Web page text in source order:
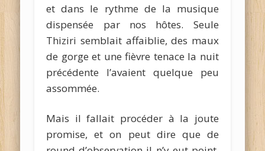
et dans le rythme de la musique
dispensée par nos hôtes. Seule
Thiziri semblait affaiblie, des maux
de gorge et une fièvre tenace la nuit
précédente l’avaient quelque peu
assommée.
Mais il fallait procéder à la joute
promise, et on peut dire que de